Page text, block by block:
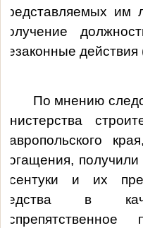
представляемых им
получение
незаконные действия
и их
в